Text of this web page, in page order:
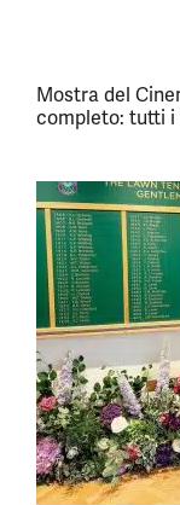
Mostra del
completo: tutti i